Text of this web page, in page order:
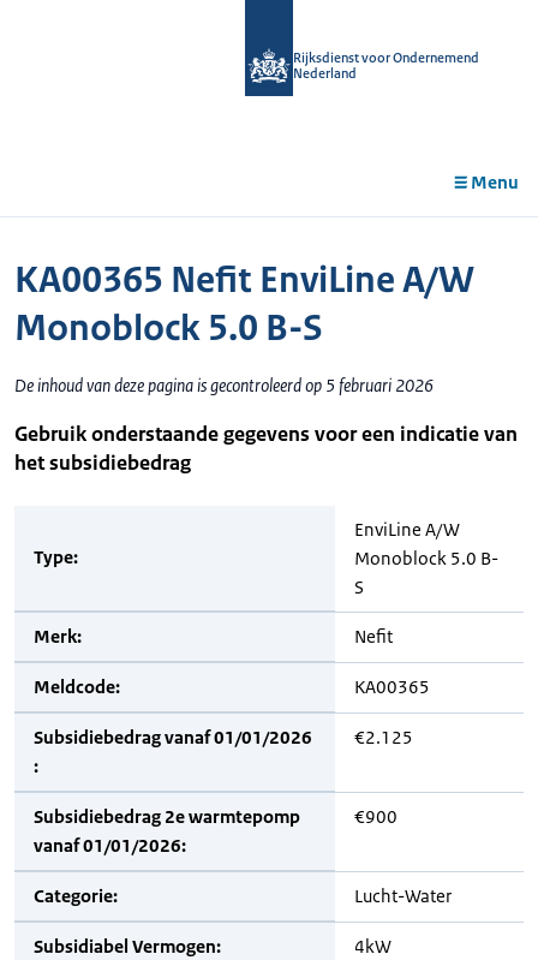
Rijksdienst voor Ondernemend
Nederland
Menu
KA00365 Nefit EnviLine A/W
Monoblock 5.0 B-S
De inhoud van deze pagina is gecontroleerd op 5 februari 2026
Gebruik onderstaande gegevens voor een indicatie van
het subsidiebedrag
Type:
EnviLine A/W
Monoblock 5.0 B-
S
Merk: Nefit
Meldcode: KA00365
Subsidiebedrag vanaf 01/01/2026
:
€2.125
Subsidiebedrag 2e warmtepomp
vanaf 01/01/2026:
€900
Categorie: Lucht-Water
Subsidiabel Vermogen: 4kW